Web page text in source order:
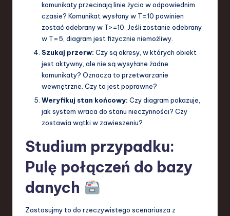
komunikaty przecinają linie życia w odpowiednim
czasie? Komunikat wysłany w T=10 powinien
zostać odebrany w T>=10. Jeśli zostanie odebrany
w T=5, diagram jest fizycznie niemożliwy.
Szukaj przerw: Czy są okresy, w których obiekt
jest aktywny, ale nie są wysyłane żadne
komunikaty? Oznacza to przetwarzanie
wewnętrzne. Czy to jest poprawne?
Weryfikuj stan końcowy: Czy diagram pokazuje,
jak system wraca do stanu nieczynności? Czy
zostawia wątki w zawieszeniu?
Studium przypadku:
Pulę połączeń do bazy
danych
Zastosujmy to do rzeczywistego scenariusza z